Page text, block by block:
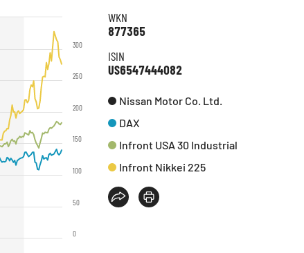
0
50
100
150
200
250
300
WKN
877365
ISIN
US6547444082
Nissan Motor Co. Ltd.
DAX
Infront USA 30 Industrial
Infront Nikkei 225